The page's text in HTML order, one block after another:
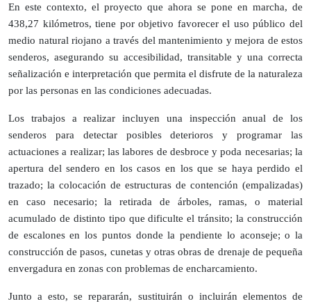
En este contexto, el proyecto que ahora se pone en marcha, de
438,27 kilómetros, tiene por objetivo favorecer el uso público del
medio natural riojano a través del mantenimiento y mejora de estos
senderos, asegurando su accesibilidad, transitable y una correcta
señalización e interpretación que permita el disfrute de la naturaleza
por las personas en las condiciones adecuadas.
Los trabajos a realizar incluyen una inspección anual de los
senderos para detectar posibles deterioros y programar las
actuaciones a realizar; las labores de desbroce y poda necesarias; la
apertura del sendero en los casos en los que se haya perdido el
trazado; la colocación de estructuras de contención (empalizadas)
en caso necesario; la retirada de árboles, ramas, o material
acumulado de distinto tipo que dificulte el tránsito; la construcción
de escalones en los puntos donde la pendiente lo aconseje; o la
construcción de pasos, cunetas y otras obras de drenaje de pequeña
envergadura en zonas con problemas de encharcamiento.
Junto a esto, se repararán, sustituirán o incluirán elementos de